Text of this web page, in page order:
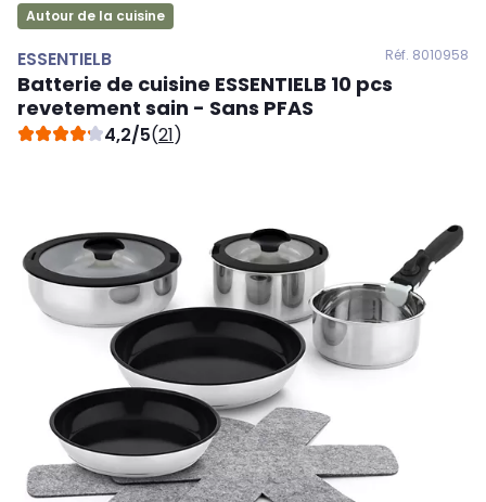
Autour de la cuisine
ESSENTIELB Réf. 8010958
Batterie de cuisine ESSENTIELB 10 pcs
revetement sain - Sans PFAS
4,2/5(21)